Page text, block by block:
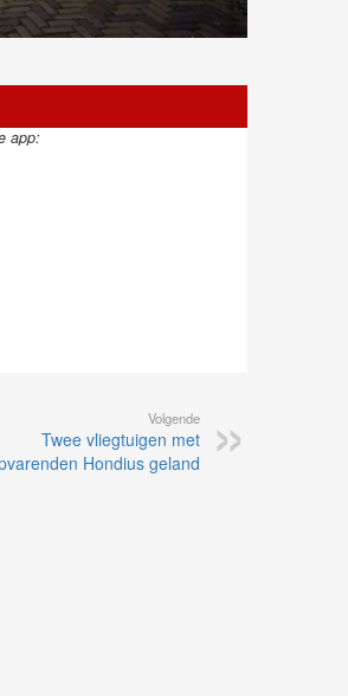
app:
Volgende
Twee vliegtuigen met
Hondius geland